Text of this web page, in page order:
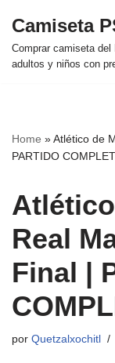
Saltar
al
Camiseta
Comprar camiseta
adultos y niños con
Home »Atlético de
PARTIDO
Real
Final |
por Quetzalxochitl